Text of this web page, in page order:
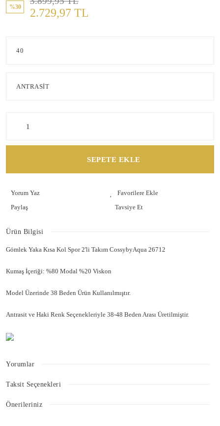
%30 2.729,97 TL
SEPETE EKLE
Yorum Yaz
Paylaş
Tavsiye Et
Ürün Bilgisi
Gömlek Yaka Kısa Kol Spor 2'li Takım CossybyAqua 26712
Kumaş İçeriği: %80 Modal %20 Viskon
Model Üzerinde 38 Beden Ürün Kullanılmıştır.
Antrasit ve Haki Renk Seçenekleriyle 38-48 Beden Arası Üretilmiştir.
Yorumlar
Taksit Seçenekleri
Önerileriniz